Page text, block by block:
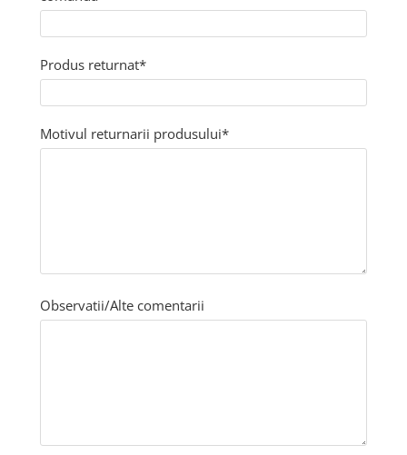
Produs returnat*
Motivul returnarii produsului*
Observatii/Alte comentarii